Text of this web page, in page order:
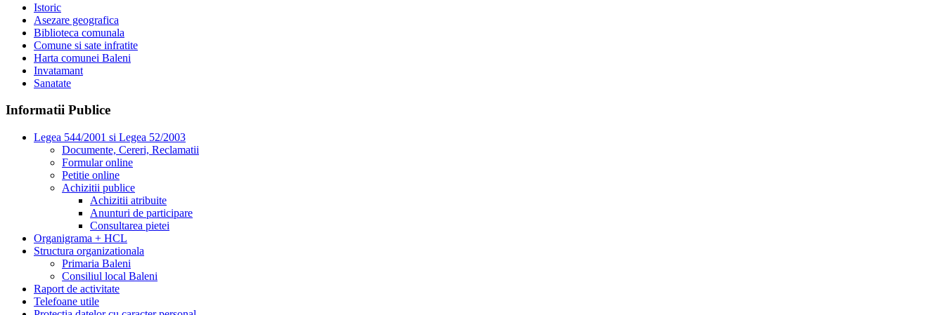
Istoric
Asezare geografica
Biblioteca comunala
Comune si sate infratite
Harta comunei Baleni
Invatamant
Sanatate
Informatii Publice
Legea 544/2001 si Legea 52/2003
Documente, Cereri, Reclamatii
Formular online
Petitie online
Achizitii publice
Achizitii atribuite
Anunturi de participare
Consultarea pietei
Organigrama + HCL
Structura organizationala
Primaria Baleni
Consiliul local Baleni
Raport de activitate
Telefoane utile